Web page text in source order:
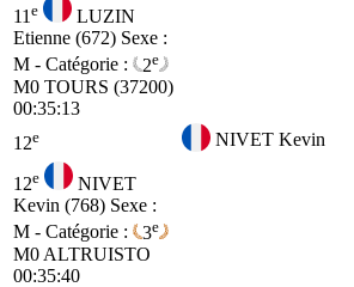
11 e
LUZIN
Etienne (672) Sexe :
M - Catégorie :
2e
M0 TOURS (37200)
00:35:13
12e NIVET Kevin
12e
NIVET
Kevin (768) Sexe :
M - Catégorie :
3e
M0 ALTRUISTO
00:35:40